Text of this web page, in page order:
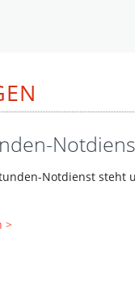
Notdienst steht
>